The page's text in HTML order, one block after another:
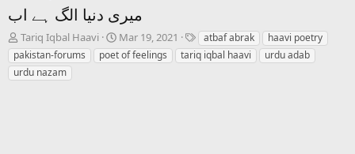
میری دنیا الگ ہے اب
T
h
r
e
Tariq Iqbal Haavi
S
t
a
Mar 19, 2021
T
a
g
atbaf abrak
haavi poetry
pakistan-forums
poet of feelings tariq iqbal haavi
urdu adab
urdu nazam